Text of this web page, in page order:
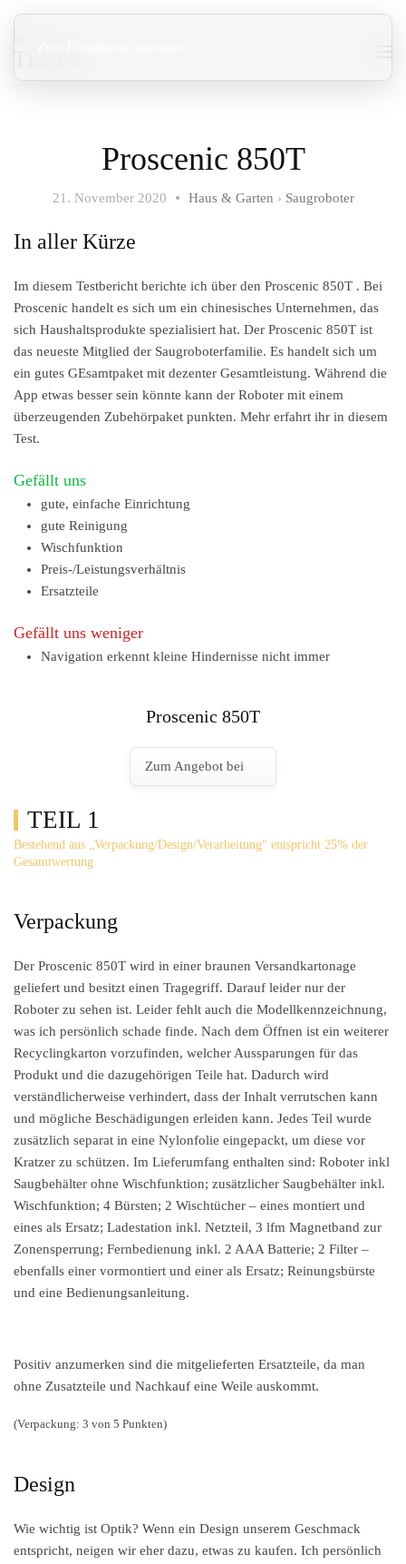
Proscenic 850T
21. November 2020 Haus & Garten › Saugroboter
In aller Kürze
Im diesem Testbericht berichte ich über den Proscenic 850T . Bei
Proscenic handelt es sich um ein chinesisches Unternehmen, das
sich Haushaltsprodukte spezialisiert hat. Der Proscenic 850T ist
das neueste Mitglied der Saugroboterfamilie. Es handelt sich um
ein gutes GEsamtpaket mit dezenter Gesamtleistung. Während die
App etwas besser sein könnte kann der Roboter mit einem
überzeugenden Zubehörpaket punkten. Mehr erfahrt ihr in diesem
Test.
Gefällt uns
gute, einfache Einrichtung
gute Reinigung
Wischfunktion
Preis-/Leistungsverhältnis
Ersatzteile
Gefällt uns weniger
Navigation erkennt kleine Hindernisse nicht immer
Proscenic 850T
Zum Angebot bei
TEIL 1
Bestehend aus „Verpackung/Design/Verarbeitung“ entspricht 25% der
Gesamtwertung
Verpackung
Der Proscenic 850T wird in einer braunen Versandkartonage
geliefert und besitzt einen Tragegriff. Darauf leider nur der
Roboter zu sehen ist. Leider fehlt auch die Modellkennzeichnung,
was ich persönlich schade finde. Nach dem Öffnen ist ein weiterer
Recyclingkarton vorzufinden, welcher Aussparungen für das
Produkt und die dazugehörigen Teile hat. Dadurch wird
verständlicherweise verhindert, dass der Inhalt verrutschen kann
und mögliche Beschädigungen erleiden kann. Jedes Teil wurde
zusätzlich separat in eine Nylonfolie eingepackt, um diese vor
Kratzer zu schützen. Im Lieferumfang enthalten sind: Roboter inkl
Saugbehälter ohne Wischfunktion; zusätzlicher Saugbehälter inkl.
Wischfunktion; 4 Bürsten; 2 Wischtücher – eines montiert und
eines als Ersatz; Ladestation inkl. Netzteil, 3 lfm Magnetband zur
Zonensperrung; Fernbedienung inkl. 2 AAA Batterie; 2 Filter –
ebenfalls einer vormontiert und einer als Ersatz; Reinungsbürste
und eine Bedienungsanleitung.
Positiv anzumerken sind die mitgelieferten Ersatzteile, da man
ohne Zusatzteile und Nachkauf eine Weile auskommt.
(Verpackung: 3 von 5 Punkten)
Design
Wie wichtig ist Optik? Wenn ein Design unserem Geschmack
entspricht, neigen wir eher dazu, etwas zu kaufen. Ich persönlich